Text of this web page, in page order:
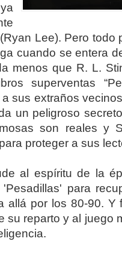
Lee). Pero todo
cuando se entera
menos que R. L.
superventas
sus extraños
un peligroso
son reales y
proteger a sus
al espíritu de la
para
allá por los 80-90. Y
su reparto y al juego